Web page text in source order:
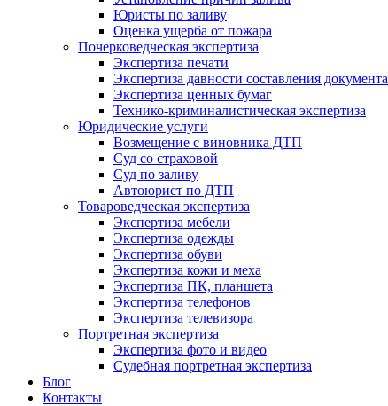
Юристы по заливу
Оценка ущерба от пожара
Почерковедческая экспертиза
Экспертиза печати
Экспертиза давности составления документа
Экспертиза ценных бумаг
Технико-криминалистическая экспертиза
Юридические услуги
Возмещение с виновника ДТП
Суд со страховой
Суд по заливу
Автоюрист по ДТП
Товароведческая экспертиза
Экспертиза мебели
Экспертиза одежды
Экспертиза обуви
Экспертиза кожи и меха
Экспертиза ПК, планшета
Экспертиза телефонов
Экспертиза телевизора
Портретная экспертиза
Экспертиза фото и видео
Судебная портретная экспертиза
Блог
Контакты